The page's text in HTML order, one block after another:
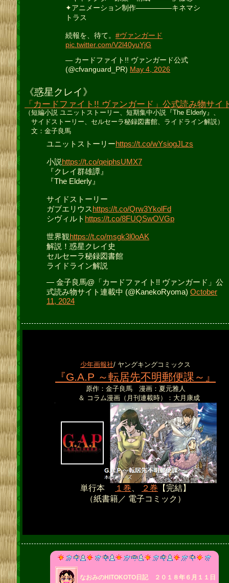
✦アニメーション制作―――――キネマシ
トラス
続報を、待て。 #ヴァンガード
pic.twitter.com/V2l40yuYjG
— カードファイト!! ヴァンガード公式
(@cfvanguard_PR) May 4, 2026
《惑星クレイ》
「カードファイト!! ヴァンガード」公式読み物サイ
（短編小説 ユニットストーリー、短期集中小説『The Elderly』、
サイドストーリー、セルセーラ秘録図書館、ライドライン解説）
文：金子良馬
ユニットストーリーhttps://t.co/wYsiogJLzs
小説 https://t.co/qeiphsUMX7
『クレイ群雄譚』
『The Elderly』
サイドストーリー
ガブエリウス https://t.co/Qrw3YkolFd
シヴィルト https://t.co/8FUQSwOVGp
世界観https://t.co/msgk3l0oAK
解説！惑星クレイ史
セルセーラ秘録図書館
ライドライン解説
— 金子良馬@「カードファイト!! ヴァンガード」公
式読み物サイト連載中 (@KanekoRyoma) October
11, 2024
少年画報社/ ヤングキングコミックス
『G.A.P ～転居先不明郵便課～』
原作：金子良馬 漫画：夏元雅人
＆ コラム漫画（月刊連載時）：大月康成
単行本 １巻 ２巻 【完結】
（紙書籍／ 電子コミック）
なおみのHITOKOTO日記 ２０１８年６月１１日